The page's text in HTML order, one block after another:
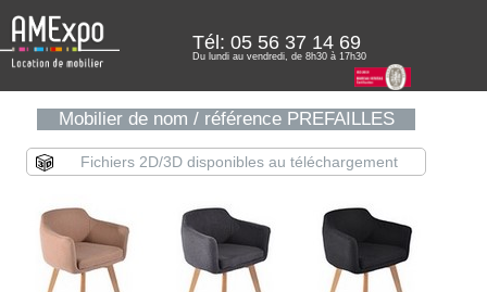
Tél: 05 56 37 14 69
Du lundi au vendredi, de 8h30 à 17h30
Mobilier de nom / référence PREFAILLES
Fichiers 2D/3D disponibles au téléchargement